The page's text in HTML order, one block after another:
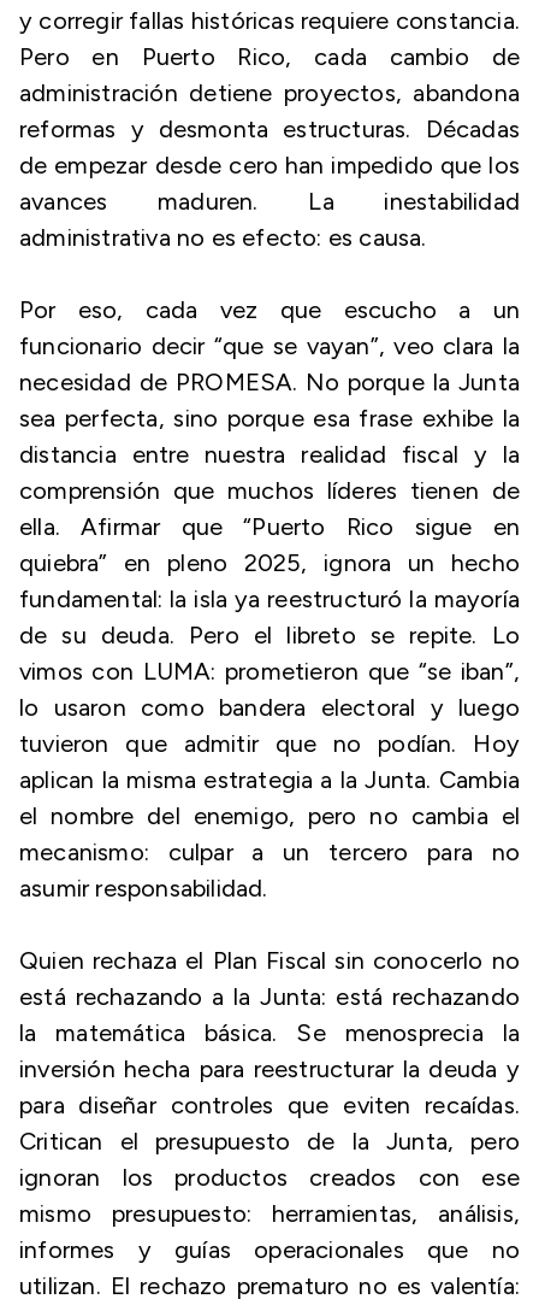
y corregir fallas históricas requiere constancia.
Pero en Puerto Rico, cada cambio de
administración detiene proyectos, abandona
reformas y desmonta estructuras. Décadas
de empezar desde cero han impedido que los
avances maduren. La inestabilidad
administrativa no es efecto: es causa.
Por eso, cada vez que escucho a un
funcionario decir “que se vayan”, veo clara la
necesidad de PROMESA. No porque la Junta
sea perfecta, sino porque esa frase exhibe la
distancia entre nuestra realidad fiscal y la
comprensión que muchos líderes tienen de
ella. Afirmar que “Puerto Rico sigue en
quiebra” en pleno 2025, ignora un hecho
fundamental: la isla ya reestructuró la mayoría
de su deuda. Pero el libreto se repite. Lo
vimos con LUMA: prometieron que “se iban”,
lo usaron como bandera electoral y luego
tuvieron que admitir que no podían. Hoy
aplican la misma estrategia a la Junta. Cambia
el nombre del enemigo, pero no cambia el
mecanismo: culpar a un tercero para no
asumir responsabilidad.
Quien rechaza el Plan Fiscal sin conocerlo no
está rechazando a la Junta: está rechazando
la matemática básica. Se menosprecia la
inversión hecha para reestructurar la deuda y
para diseñar controles que eviten recaídas.
Critican el presupuesto de la Junta, pero
ignoran los productos creados con ese
mismo presupuesto: herramientas, análisis,
informes y guías operacionales que no
utilizan. El rechazo prematuro no es valentía: